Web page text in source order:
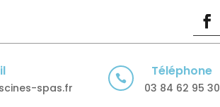
spas.fr
 Téléphone
03 84 62 95 30